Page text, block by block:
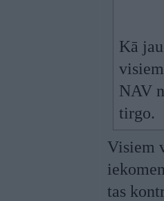
Kā
NAV
tirgo.
Visiem
tas